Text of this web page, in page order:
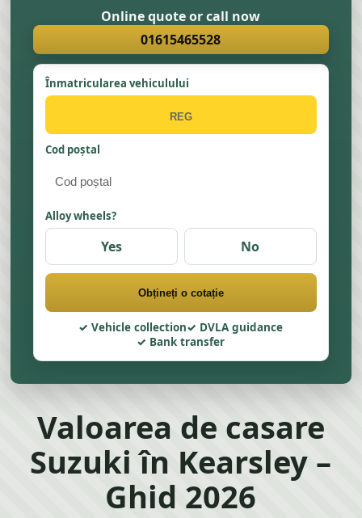
Online quote or call now
01615465528
Înmatricularea vehiculului
Cod poștal
Alloy wheels?
Yes No
Obțineți o cotație
Vehicle collection
DVLA guidance
Bank transfer
Valoarea de casare
Suzuki în Kearsley –
Ghid 2026